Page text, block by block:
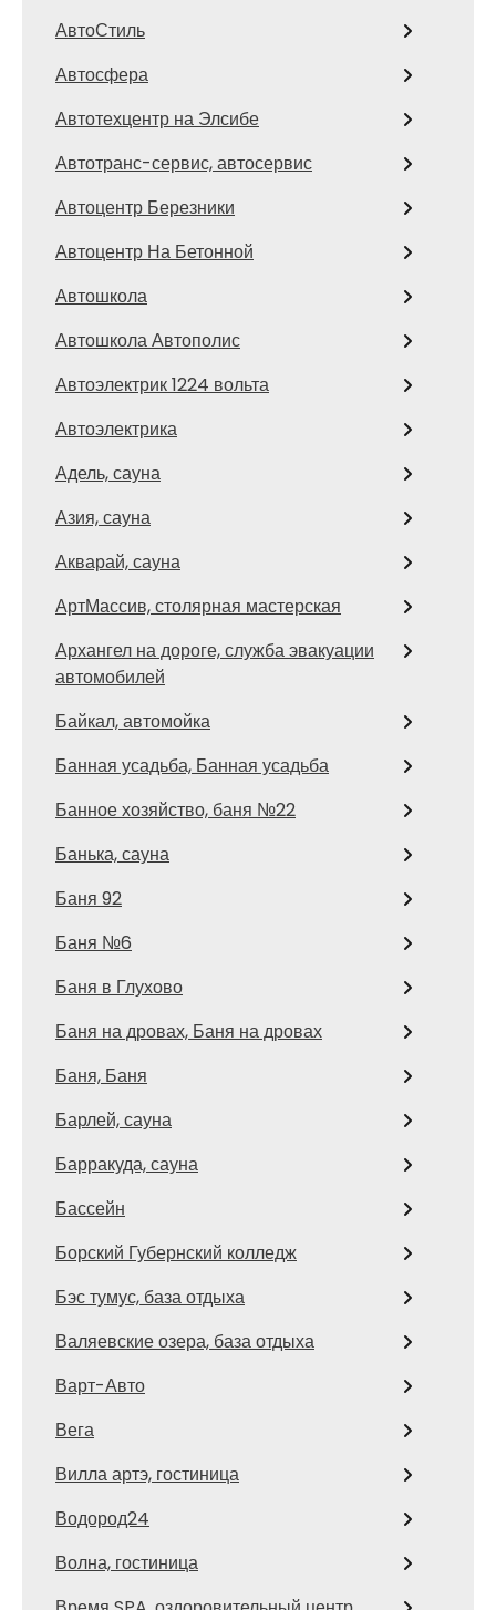
АвтоСтиль
Автосфера
Автотехцентр на Элсибе
Автотранс-сервис, автосервис
Автоцентр Березники
Автоцентр На Бетонной
Автошкола
Автошкола Автополис
Автоэлектрик 1224 вольта
Автоэлектрика
Адель, сауна
Азия, сауна
Акварай, сауна
АртМассив, столярная мастерская
Архангел на дороге, служба эвакуации
автомобилей
Байкал, автомойка
Банная усадьба, Банная усадьба
Банное хозяйство, баня №22
Банька, сауна
Баня 92
Баня №6
Баня в Глухово
Баня на дровах, Баня на дровах
Баня, Баня
Барлей, сауна
Барракуда, сауна
Бассейн
Борский Губернский колледж
Бэс тумус, база отдыха
Валяевские озера, база отдыха
Варт-Авто
Вега
Вилла артэ, гостиница
Водород24
Волна, гостиница